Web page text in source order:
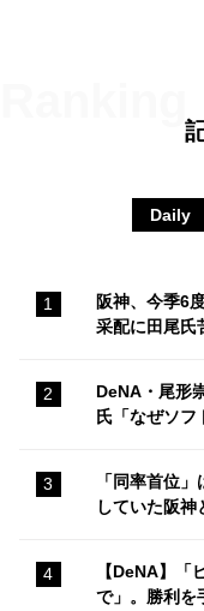
Daily
阪神、今季6
采配に田尾氏
DeNA・尾形
氏「なぜソフ
「同率首位
していた阪神
【DeNA】「
で」。勝利を